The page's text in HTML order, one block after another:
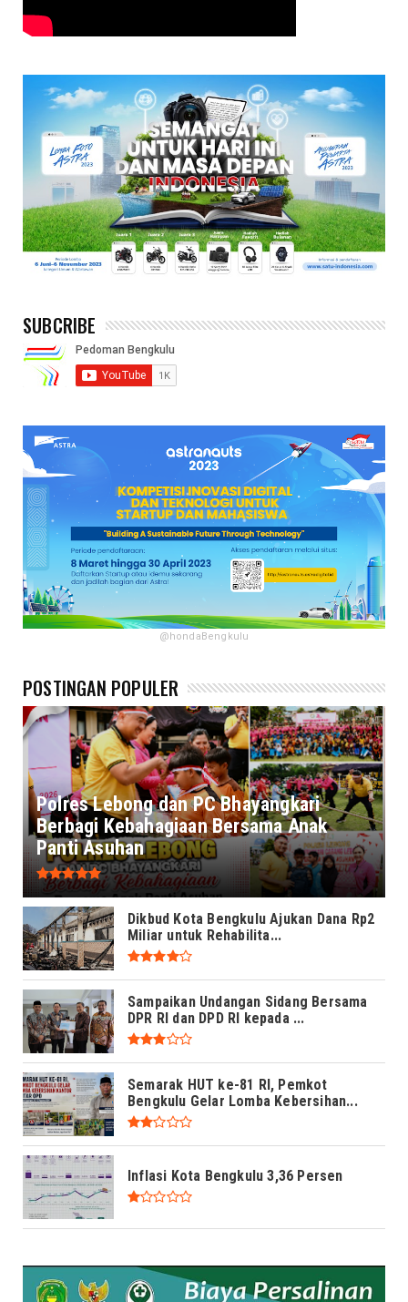
SUBCRIBE
@hondaBengkulu
POSTINGAN POPULER
Polres Lebong dan PC Bhayangkari
Berbagi Kebahagiaan Bersama Anak
Panti Asuhan
Dikbud Kota Bengkulu Ajukan Dana Rp2
Miliar untuk Rehabilita...
Sampaikan Undangan Sidang Bersama
DPR RI dan DPD RI kepada ...
Semarak HUT ke-81 RI, Pemkot
Bengkulu Gelar Lomba Kebersihan...
Inflasi Kota Bengkulu 3,36 Persen